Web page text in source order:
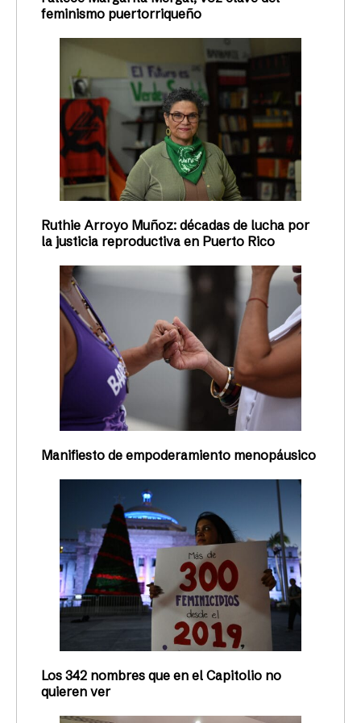
feminismo puertorriqueño
Ruthie Arroyo Muñoz: décadas de lucha por
la justicia reproductiva en Puerto Rico
Manifiesto de empoderamiento menopáusico
Los 342 nombres que en el Capitolio no
quieren ver